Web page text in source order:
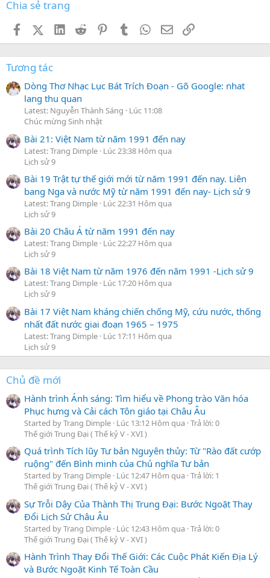
Chia sẻ trang
FacebookX (Twitter)
LinkedIn
Reddit PinterestTumblr WhatsApp
EmailLink
Tương tác
Dòng Thơ Nhạc Lục Bát Trích Đoạn - Gõ Google: nhat
lang thu quan
Latest: Nguyễn Thành Sáng
Lúc 11:08
Chúc mừng Sinh nhật
Bài 21: Việt Nam từ năm 1991 đến nay
Latest: Trang Dimple Lúc 23:38 Hôm qua
Lịch sử 9
Bài 19 Trật tự thế giới mới từ năm 1991 đến nay. Liên
bang Nga và nước Mỹ từ năm 1991 đến nay- Lịch sử 9
Latest: Trang Dimple Lúc 22:31 Hôm qua
Lịch sử 9
Bài 20 Châu Á từ năm 1991 đến nay
Latest: Trang Dimple Lúc 22:27 Hôm qua
Lịch sử 9
Bài 18 Việt Nam từ năm 1976 đến năm 1991 -Lịch sử 9
Latest: Trang Dimple Lúc 17:20 Hôm qua
Lịch sử 9
Bài 17 Việt Nam kháng chiến chống Mỹ, cứu nước, thống
nhất đất nước giai đoạn 1965 – 1975
Latest: Trang Dimple Lúc 17:11 Hôm qua
Lịch sử 9
Chủ đề mới
Hành trình Ánh sáng: Tìm hiểu về Phong trào Văn hóa
Phục hưng và Cải cách Tôn giáo tại Châu Âu
Started by Trang Dimple Lúc 13:12 Hôm qua Trả lời: 0
Thế giới Trung Đại ( Thế kỷ V - XVI )
Quá trình Tích lũy Tư bản Nguyên thủy: Từ "Rào đất cướp
ruộng" đến Bình minh của Chủ nghĩa Tư bản
Started by Trang Dimple Lúc 12:47 Hôm qua Trả lời: 1
Thế giới Trung Đại ( Thế kỷ V - XVI )
Sự Trỗi Dậy Của Thành Thị Trung Đại: Bước Ngoặt Thay
Đổi Lịch Sử Châu Âu
Started by Trang Dimple Lúc 12:43 Hôm qua Trả lời: 0
Thế giới Trung Đại ( Thế kỷ V - XVI )
Hành Trình Thay Đổi Thế Giới: Các Cuộc Phát Kiến Địa Lý
và Bước Ngoặt Kinh Tế Toàn Cầu